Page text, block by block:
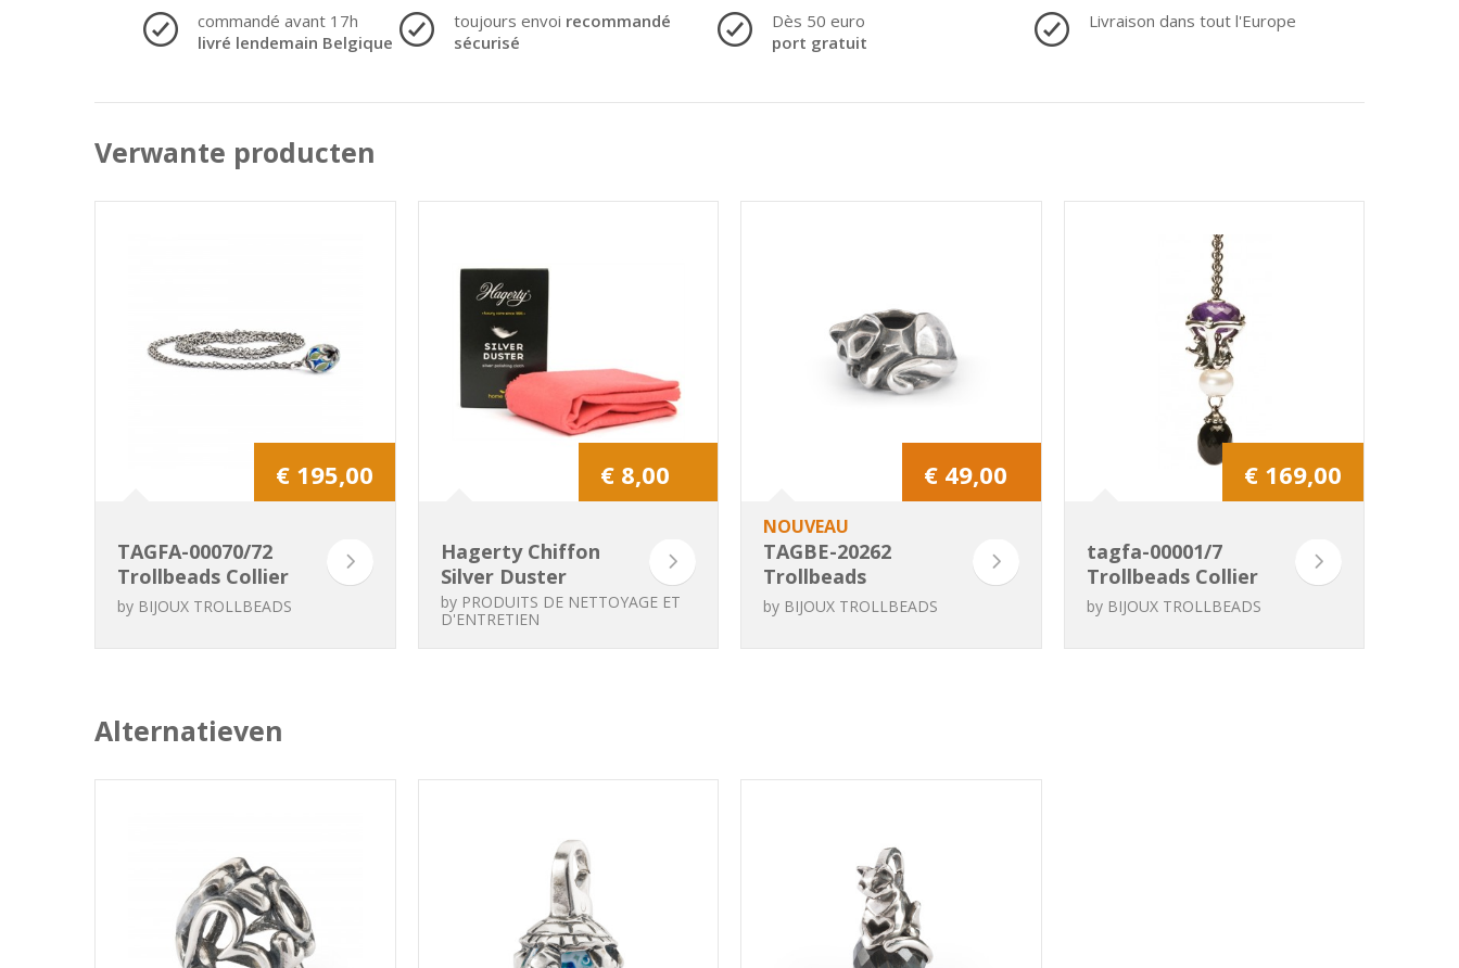
commandé avant 17h
livré lendemain Belgique
toujours envoi recommandé
sécurisé
Dès 50 euro
port gratuit
Livraison dans tout l'Europe
Verwante producten
€ 195,00
TAGFA-00070/72
Trollbeads Collier
Fantasy Sagesse
by BIJOUX TROLLBEADS
€ 8,00
Hagerty Chiffon
Silver Duster
by PRODUITS DE NETTOYAGE ET
D'ENTRETIEN
€ 49,00
NOUVEAU
TAGBE-20262
Trollbeads
Parfaitement
by BIJOUX TROLLBEADS
€ 169,00
tagfa-00001/7
Trollbeads Collier
en argent avec
by BIJOUX TROLLBEADS
Alternatieven